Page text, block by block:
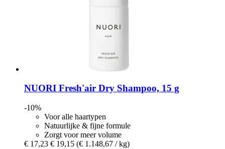
NUORI Fresh'air Dry Shampoo, 15 g
-10%
Voor alle haartypen
Natuurlijke & fijne formule
Zorgt voor meer volume
€ 17,23 € 19,15 (€ 1.148,67 / kg)